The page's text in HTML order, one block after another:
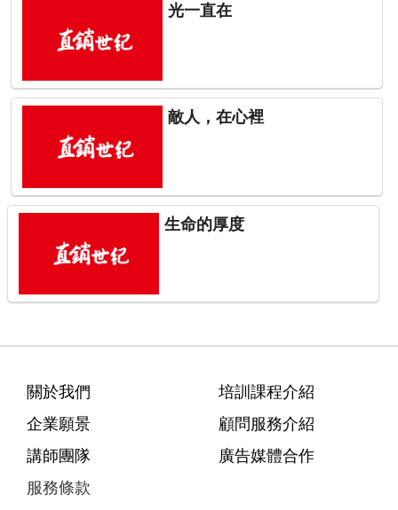
光一直在
敵人，在心裡
生命的厚度
關於我們
企業願景
講師團隊
服務條款
培訓課程介紹
顧問服務介紹
廣告媒體合作